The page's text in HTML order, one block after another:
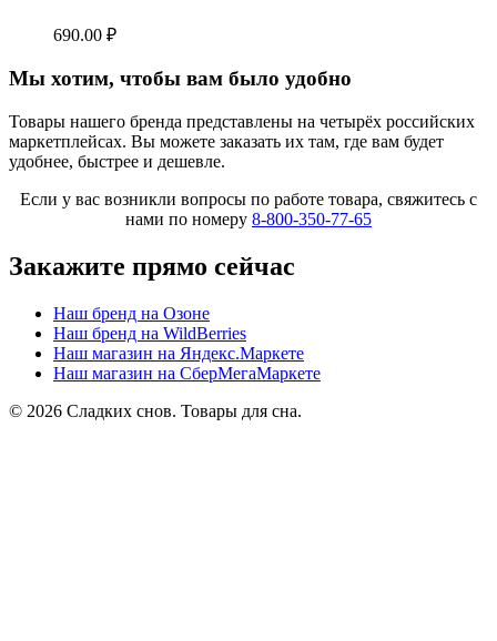
690.00 ₽
Мы хотим, чтобы вам было удобно
Товары нашего бренда представлены на четырёх российских
маркетплейсах. Вы можете заказать их там, где вам будет
удобнее, быстрее и дешевле.
Если у вас возникли вопросы по работе товара, свяжитесь с
нами по номеру 8-800-350-77-65
Закажите прямо сейчас
Наш бренд на Озоне
Наш бренд на WildBerries
Наш магазин на Яндекс.Маркете
Наш магазин на СберМегаМаркете
© 2026 Сладких снов. Товары для сна.